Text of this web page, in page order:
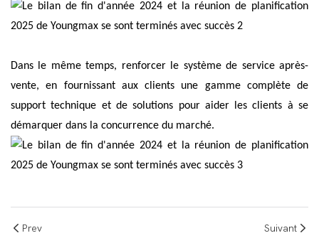
Dans le même temps, renforcer le système de service après-
vente, en fournissant aux clients une gamme complète de
support technique et de solutions pour aider les clients à se
démarquer dans la concurrence du marché.
Prev Suivant